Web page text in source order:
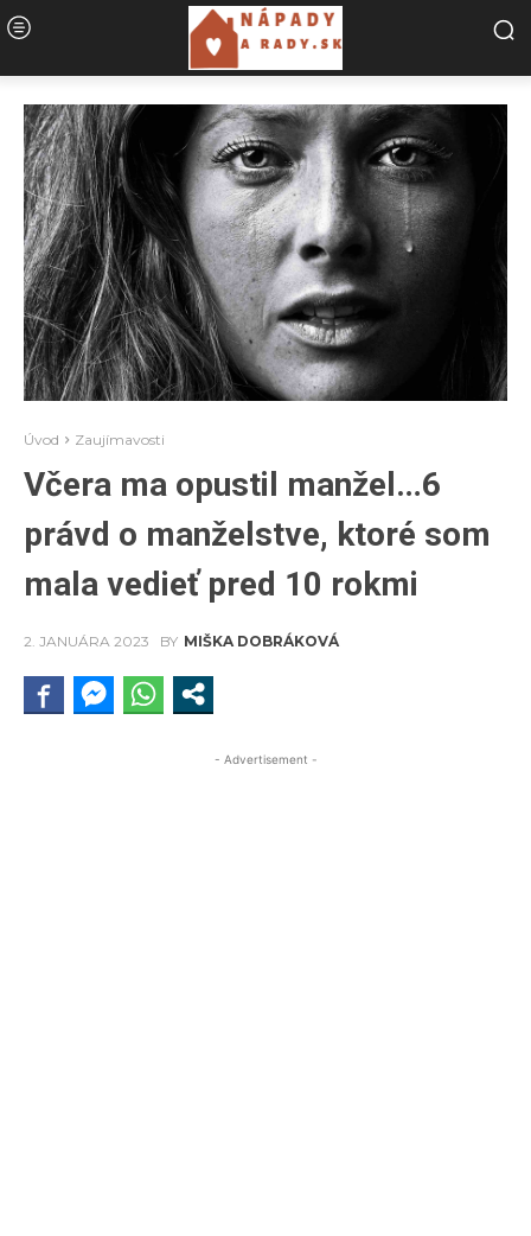
Úvod Zaujímavosti
Včera ma opustil manžel…6
právd o manželstve, ktoré som
mala vedieť pred 10 rokmi
2. JANUÁRA 2023 BY MIŠKA DOBRÁKOVÁ
- Advertisement -